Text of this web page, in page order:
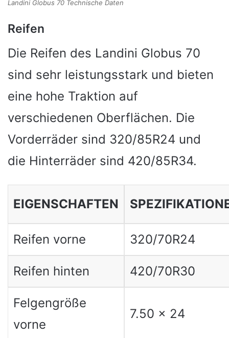
Landini Globus 70 Technische Daten
Reifen
Die Reifen des Landini Globus 70
sind sehr leistungsstark und bieten
eine hohe Traktion auf
verschiedenen Oberflächen. Die
Vorderräder sind 320/85R24 und
die Hinterräder sind 420/85R34.
EIGENSCHAFTEN
Reifen vorne 320/70R24
Reifen hinten 420/70R30
Felgengröße
vorne
7.50 x 24